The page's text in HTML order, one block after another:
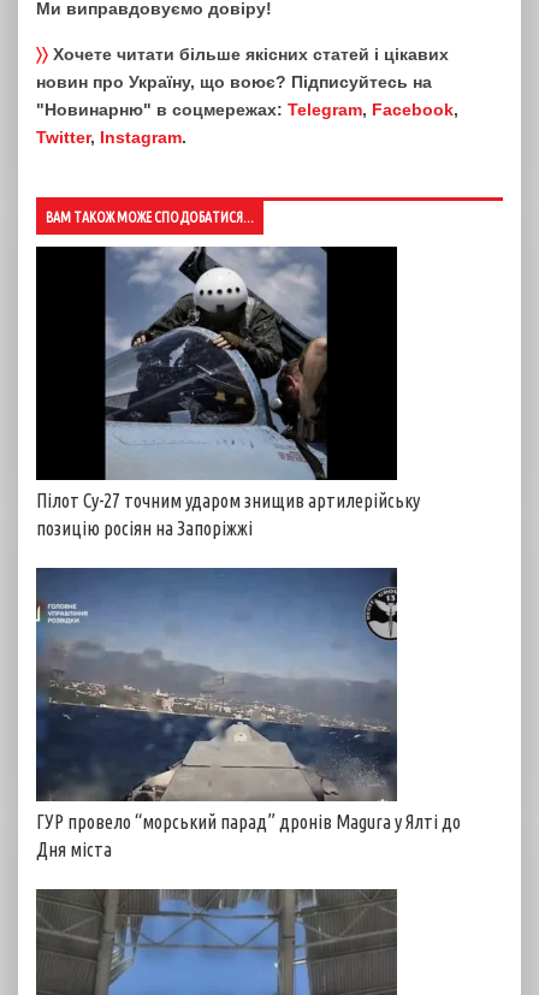
Ми виправдовуємо довіру!
〉〉 Хочете читати більше якісних статей і цікавих
новин про Україну, що воює? Підписуйтесь на
"Новинарню" в соцмережах: Telegram, Facebook,
Twitter, Instagram.
ВАМ ТАКОЖ МОЖЕ СПОДОБАТИСЯ...
Пілот Су-27 точним ударом знищив артилерійську
позицію росіян на Запоріжжі
ГУР провело “морський парад” дронів Magura у Ялті до
Дня міста